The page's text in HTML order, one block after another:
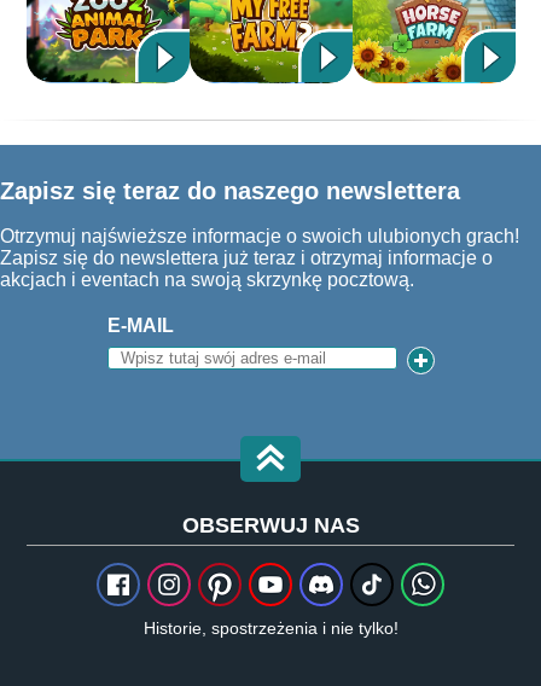
Zapisz się teraz do naszego newslettera
Otrzymuj najświeższe informacje o swoich ulubionych grach!
Zapisz się do newslettera już teraz i otrzymaj informacje o
akcjach i eventach na swoją skrzynkę pocztową.
E-MAIL
OBSERWUJ NAS
Historie, spostrzeżenia i nie tylko!